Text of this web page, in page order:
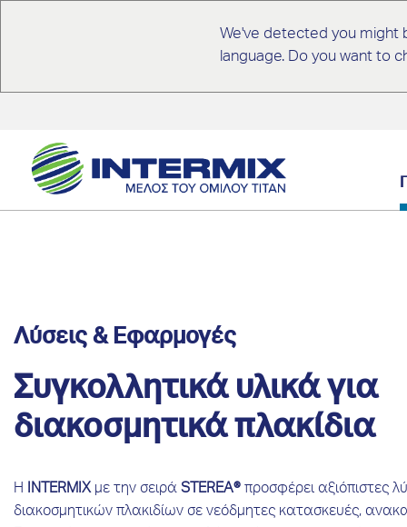
We've detected you might
language. Do you want to
Λύσεις & Εφαρμογές
Συγκολλητικά υλικά για
διακοσμητικά πλακίδια
Η INTERMIXμε την σειρά STEREA® προσφέρει αξιόπιστες
διακοσμητικών πλακιδίων σε νεόδμητες κατασκευές,